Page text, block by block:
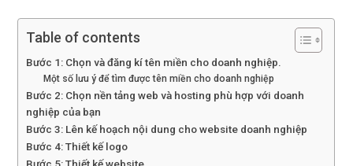
Table of contents
Bước 1: Chọn và đăng kí tên miền cho doanh nghiệp.
Một số lưu ý để tìm được tên miền cho doanh nghiệp
Bước 2: Chọn nền tảng web và hosting phù hợp với doanh
nghiệp của bạn
Bước 3: Lên kế hoạch nội dung cho website doanh nghiệp
Bước 4: Thiết kế logo